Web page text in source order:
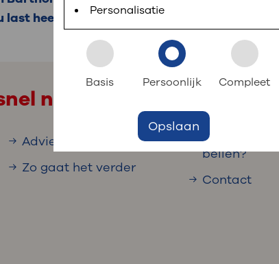
aan OLVG
in OLVG
digitaal kunt regelen. Met MijnOLVG kunnen
last heeft van de cyste, zijn er verschillende
naar
Adviezen voor thuis
Zo gaat het verder
Wanneer
bellen?
Contact
Personalisatie
Basis Persoonlijk Compleet
Opslaan